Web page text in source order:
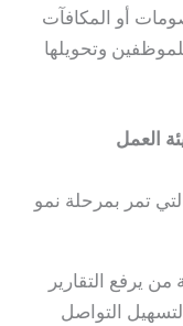
أو المكافآت
وتحويلها
العمل
تمر بمرحلة نمو
يرفع التقارير
التواصل